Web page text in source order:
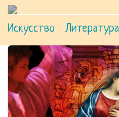
Искусство Литература